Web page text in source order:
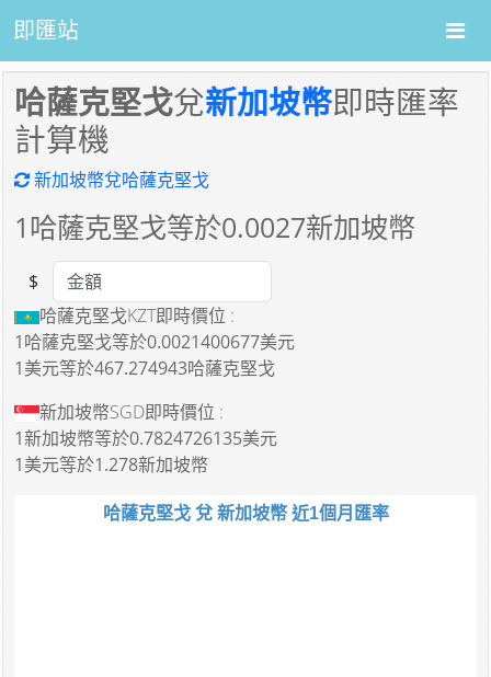
即匯站
哈薩克堅戈兌新加坡幣即時匯率
計算機
新加坡幣兌哈薩克堅戈
1 哈薩克堅戈等於0.0027新加坡幣
Amount
$
哈薩克堅戈KZT即時價位 :
1哈薩克堅戈等於0.0021400677美元
1美元等於467.274943哈薩克堅戈
新加坡幣SGD即時價位 :
1新加坡幣等於0.7824726135美元
1美元等於1.278新加坡幣
哈薩克堅戈 兌 新加坡幣 近1個月匯率